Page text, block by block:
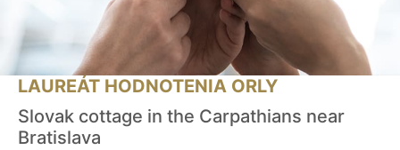
LAUREÁT HODNOTENIA ORLY
Slovak cottage in the Carpathians near
Bratislava